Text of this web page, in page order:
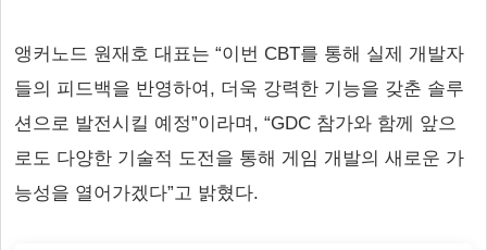
앵커노드 원재호 대표는 “이번 CBT를 통해 실제 개발자
들의 피드백을 반영하여, 더욱 강력한 기능을 갖춘 솔루
션으로 발전시킬 예정”이라며, “GDC 참가와 함께 앞으
로도 다양한 기술적 도전을 통해 게임 개발의 새로운 가
능성을 열어가겠다”고 밝혔다.